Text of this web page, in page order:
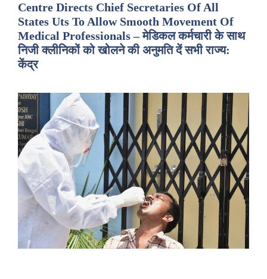
Centre Directs Chief Secretaries Of All
States Uts To Allow Smooth Movement Of
Medical Professionals – मेडिकल कर्मचारी के साथ
निजी क्लीनिकों को खोलने की अनुमति दें सभी राज्य:
केंद्र